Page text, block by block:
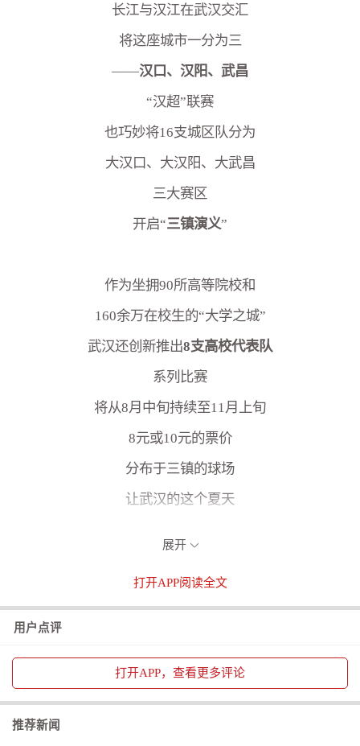
长江与汉江在武汉交汇
将这座城市一分为三
——汉口、汉阳、武昌
“汉超”联赛
也巧妙将16支城区队分为
大汉口、大汉阳、大武昌
三大赛区
开启“三镇演义”
作为坐拥90所高等院校和
160余万在校生的“大学之城”
武汉还创新推出8支高校代表队
系列比赛
将从8月中旬持续至11月上旬
8元或10元的票价
分布于三镇的球场
让武汉的这个夏天
展开
打开APP阅读全文
用户点评
打开APP，查看更多评论
推荐新闻